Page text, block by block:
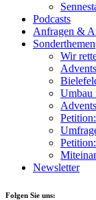
Podcasts
Anfragen &
Sonderthemen
Wir
Umbau
Newsletter
Folgen Sie uns: